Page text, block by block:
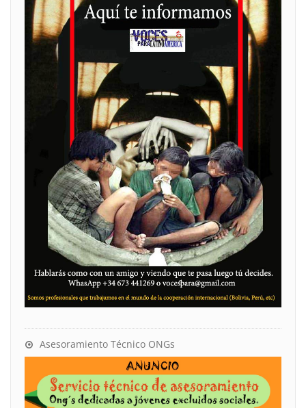
Asesoramiento Técnico ONGs